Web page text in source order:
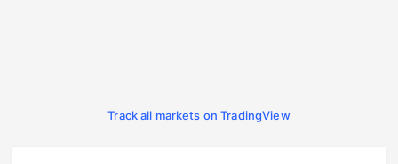
Track all markets on TradingView